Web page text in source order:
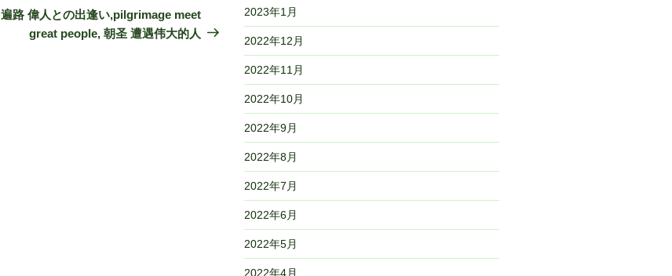
の
投
遍路 偉人との出逢い,pilgrimage meet
great people, 朝圣 遭遇伟大的人
2023年1月
2022年12月
2022年11月
2022年10月
2022年9月
2022年8月
2022年7月
2022年6月
2022年5月
2022年4月